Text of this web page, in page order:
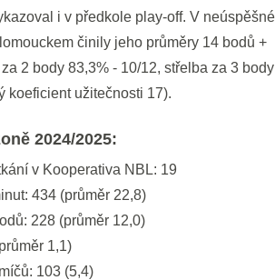
i v předkole play-off. V neúspěšné
činily jeho průměry 14 bodů +
2 body 83,3% - 10/12, střelba za 3 body
koeficient užitečnosti 17).
2024/2025:
v Kooperativa NBL: 19
434 (průměr 22,8)
228 (průměr 12,0)
1,1)
103 (5,4)